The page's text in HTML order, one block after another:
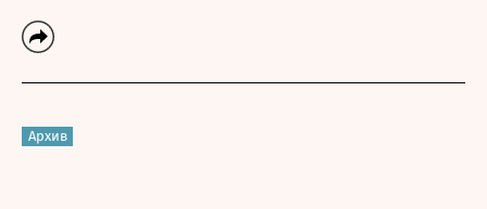
Архив